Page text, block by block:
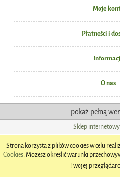
Strona korzysta z plików cookies w celu
Cookies. Możesz określić warunki
Twojej
Moje
Płatności i
O nas
pokaż pełną
Sklep